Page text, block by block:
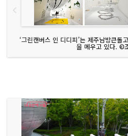
‘그린캔버스 인 디디피’는 제주남방큰돌
을 메우고 있다. ©